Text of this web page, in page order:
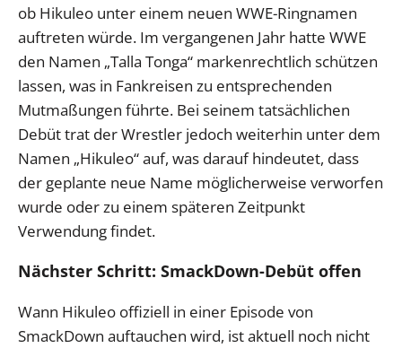
ob Hikuleo unter einem neuen WWE-Ringnamen
auftreten würde. Im vergangenen Jahr hatte WWE
den Namen „Talla Tonga“ markenrechtlich schützen
lassen, was in Fankreisen zu entsprechenden
Mutmaßungen führte. Bei seinem tatsächlichen
Debüt trat der Wrestler jedoch weiterhin unter dem
Namen „Hikuleo“ auf, was darauf hindeutet, dass
der geplante neue Name möglicherweise verworfen
wurde oder zu einem späteren Zeitpunkt
Verwendung findet.
Nächster Schritt: SmackDown-Debüt offen
Wann Hikuleo offiziell in einer Episode von
SmackDown auftauchen wird, ist aktuell noch nicht